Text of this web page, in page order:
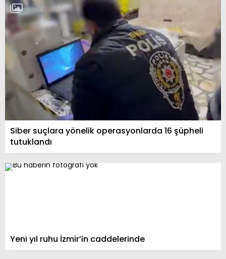
Siber suçlara yönelik operasyonlarda 16 şüpheli
tutuklandı
Yeni yıl ruhu İzmir’in caddelerinde